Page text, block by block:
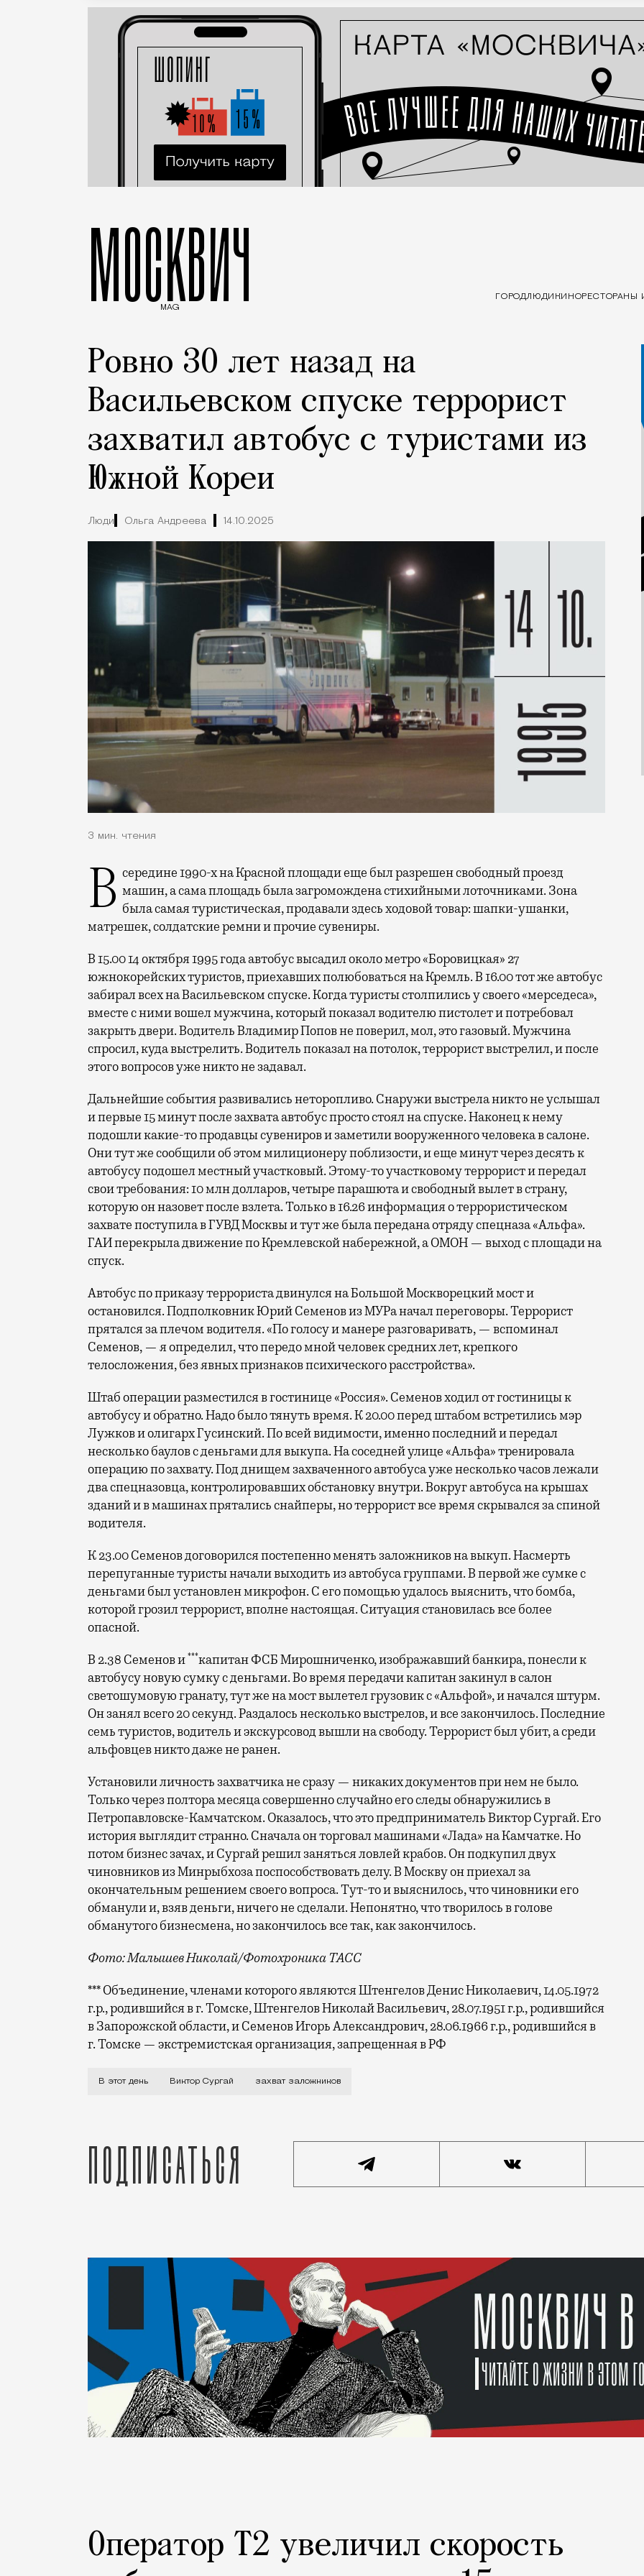
МОСКВИЧ
MAG
ГОРОДЛЮДИ КИНОРЕСТОРАНЫ
Ровно 30 лет назад на
Васильевском спуске террорист
захватил автобус с туристами из
Южной Кореи
Люди Ольга Андреева 14.10.2025
3 мин. чтения
В середине 1990-х на Красной площади еще был разрешен свободный проезд машин, а сама площадь была загромождена стихийными лоточниками. Зона
была самая туристическая, продавали здесь ходовой товар: шапки-ушанки,
матрешек, солдатские ремни и прочие сувениры.
В 15.00 14 октября 1995 года автобус высадил около метро «Боровицкая» 27
южнокорейских туристов, приехавших полюбоваться на Кремль. В 16.00 тот же автобус
забирал всех на Васильевском спуске. Когда туристы столпились у своего «мерседеса»,
вместе с ними вошел мужчина, который показал водителю пистолет и потребовал
закрыть двери. Водитель Владимир Попов не поверил, мол, это газовый. Мужчина
спросил, куда выстрелить. Водитель показал на потолок, террорист выстрелил, и после
этого вопросов уже никто не задавал.
Дальнейшие события развивались неторопливо. Снаружи выстрела никто не услышал
и первые 15 минут после захвата автобус просто стоял на спуске. Наконец к нему
подошли какие-то продавцы сувениров и заметили вооруженного человека в салоне.
Они тут же сообщили об этом милиционеру поблизости, и еще минут через десять к
автобусу подошел местный участковый. Этому-то участковому террорист и передал
свои требования: 10 млн долларов, четыре парашюта и свободный вылет в страну,
которую он назовет после взлета. Только в 16.26 информация о террористическом
захвате поступила в ГУВД Москвы и тут же была передана отряду спецназа «Альфа».
ГАИ перекрыла движение по Кремлевской набережной, а ОМОН — выход с площади на
спуск.
Автобус по приказу террориста двинулся на Большой Москворецкий мост и
остановился. Подполковник Юрий Семенов из МУРа начал переговоры. Террорист
прятался за плечом водителя. «По голосу и манере разговаривать, — вспоминал
Семенов, — я определил, что передо мной человек средних лет, крепкого
телосложения, без явных признаков психического расстройства».
Штаб операции разместился в гостинице «Россия». Семенов ходил от гостиницы к
автобусу и обратно. Надо было тянуть время. К 20.00 перед штабом встретились мэр
Лужков и олигарх Гусинский. По всей видимости, именно последний и передал
несколько баулов с деньгами для выкупа. На соседней улице «Альфа» тренировала
операцию по захвату. Под днищем захваченного автобуса уже несколько часов лежали
два спецназовца, контролировавших обстановку внутри. Вокруг автобуса на крышах
зданий и в машинах прятались снайперы, но террорист все время скрывался за спиной
водителя.
К 23.00 Семенов договорился постепенно менять заложников на выкуп. Насмерть
перепуганные туристы начали выходить из автобуса группами. В первой же сумке с
деньгами был установлен микрофон. С его помощью удалось выяснить, что бомба,
которой грозил террорист, вполне настоящая. Ситуация становилась все более
опасной.
В 2.38 Семенов и***капитан ФСБ Мирошниченко, изображавший банкира, понесли к
автобусу новую сумку с деньгами. Во время передачи капитан закинул в салон
светошумовую гранату, тут же на мост вылетел грузовик с «Альфой», и начался штурм.
Он занял всего 20 секунд. Раздалось несколько выстрелов, и все закончилось. Последние
семь туристов, водитель и экскурсовод вышли на свободу. Террорист был убит, а среди
альфовцев никто даже не ранен.
Установили личность захватчика не сразу — никаких документов при нем не было.
Только через полтора месяца совершенно случайно его следы обнаружились в
Петропавловске-Камчатском. Оказалось, что это предприниматель Виктор Сургай. Его
история выглядит странно. Сначала он торговал машинами «Лада» на Камчатке. Но
потом бизнес зачах, и Сургай решил заняться ловлей крабов. Он подкупил двух
чиновников из Минрыбхоза поспособствовать делу. В Москву он приехал за
окончательным решением своего вопроса. Тут-то и выяснилось, что чиновники его
обманули и, взяв деньги, ничего не сделали. Непонятно, что творилось в голове
обманутого бизнесмена, но закончилось все так, как закончилось.
Фото: Малышев Николай/Фотохроника ТАСС
*** Объединение, членами которого являются Штенгелов Денис Николаевич, 14.05.1972
г.р., родившийся в г. Томске, Штенгелов Николай Васильевич, 28.07.1951 г.р., родившийся
в Запорожской области, и Семенов Игорь Александрович, 28.06.1966 г.р., родившийся в
г. Томске — экстремистская организация, запрещенная в РФ
В этот день Виктор Сургай захват заложников
Подписаться
Люди
Оператор Т2 увеличил скорость